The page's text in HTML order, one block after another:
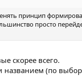
принцип
просто
скорее всего.
(по